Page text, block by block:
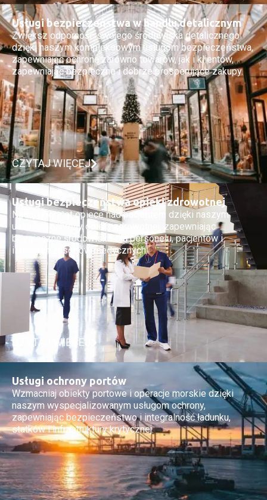
Usługi bezpieczeństwa w handlu detalicznym
Zwiększ odporność swojego środowiska detalicznego
dzięki naszym kompleksowym usługom bezpieczeństwa,
zapewniając ochronę zarówno towarów, jak i klientów,
zapewniając bezpieczne i dobrze prosperujące zakupy.
CZYTAJ WIĘCEJ
Usługi bezpieczeństwa opieki zdrowotnej
Nadaj priorytet opiece nad pacjentem dzięki naszym
usługom ochrony opieki zdrowotnej, zapewniając
bezpieczne środowisko dla personelu, pacjentów i
istotnych zasobów medycznych.
CZYTAJ WIĘCEJ
Usługi ochrony portów
Wzmacniaj obiekty portowe i operacje morskie dzięki
naszym wyspecjalizowanym usługom ochrony,
zapewniając bezpieczeństwo i integralność ładunku,
statków i infrastruktury krytycznej.